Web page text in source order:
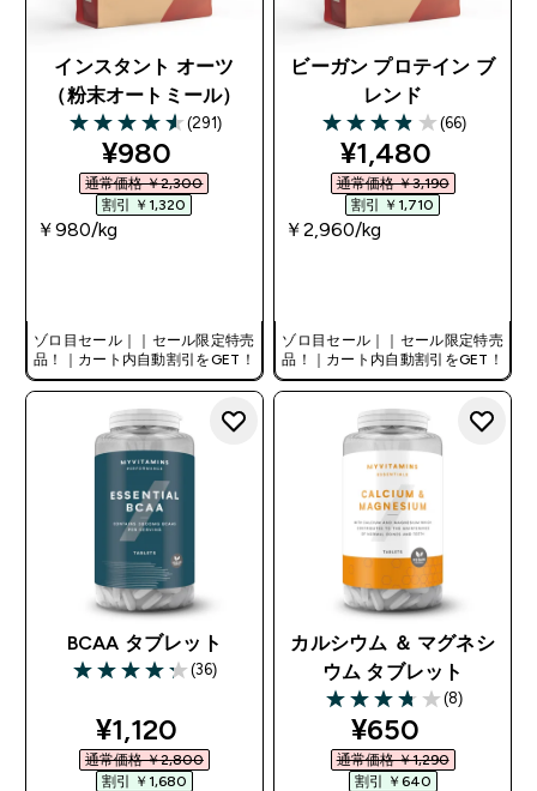
インスタント オーツ
（粉末オートミール）
4.58 out of 5 stars
(291)
discounted price
¥980‎
通常価格 ￥2,300‎
割引 ￥1,320‎
￥980‎/kg
ゾロ目セール｜｜セール限定特売
品！｜カート内自動割引をGET！
ビーガン プロテイン ブ
レンド
3.89 out of 5 stars
(66)
discounted
¥1,480‎
通常価格 ￥3,190‎
割引 ￥1,710‎
￥2,960‎/kg
ゾロ目セール｜｜セール限定特売
品！｜カート内自動割引をGET！
BCAA タブレット
4.28 out of 5 stars
(36)
discounted price
¥1,120‎
通常価格 ￥2,800‎
割引 ￥1,680‎
カルシウム ＆ マグネシ
ウム タブレット
3.75 out of 5 stars
(8)
discounted
¥650‎
通常価格 ￥1,290‎
割引 ￥640‎